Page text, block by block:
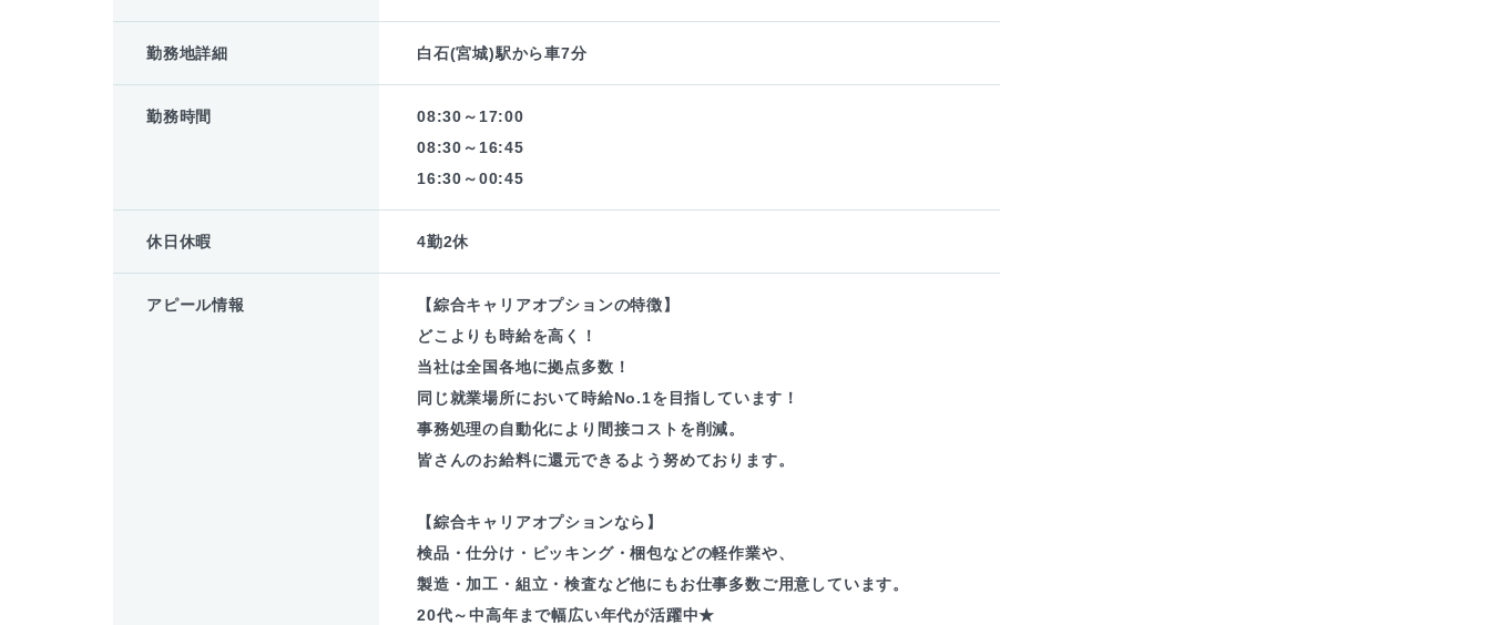
勤務地詳細 白石(宮城)駅から車7分
勤務時間
08:30～17:00
08:30～16:45
16:30～00:45
休日休暇 4勤2休
アピール情報
【綜合キャリアオプションの特徴】
どこよりも時給を高く！
当社は全国各地に拠点多数！
同じ就業場所において時給No.1を目指しています！
事務処理の自動化により間接コストを削減。
皆さんのお給料に還元できるよう努めております。
【綜合キャリアオプションなら】
検品・仕分け・ピッキング・梱包などの軽作業や、
製造・加工・組立・検査など他にもお仕事多数ご用意しています。
20代～中高年まで幅広い年代が活躍中★